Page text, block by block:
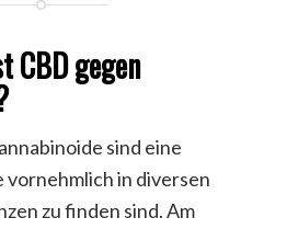
CBD gegen
sind eine
in diversen
zu finden sind. Am